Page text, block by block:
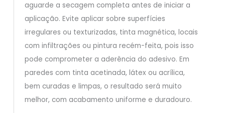
aguarde a secagem completa antes de iniciar a
aplicação. Evite aplicar sobre superfícies
irregulares ou texturizadas, tinta magnética, locais
com infiltrações ou pintura recém-feita, pois isso
pode comprometer a aderência do adesivo. Em
paredes com tinta acetinada, látex ou acrílica,
bem curadas e limpas, o resultado será muito
melhor, com acabamento uniforme e duradouro.